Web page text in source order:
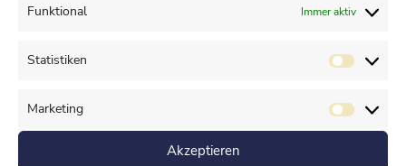
Funktional Immer aktiv
Statistiken
Marketing
Akzeptieren
Der Förderverein im MGC Potsdam e.V. fördert den
Mehr erfahren